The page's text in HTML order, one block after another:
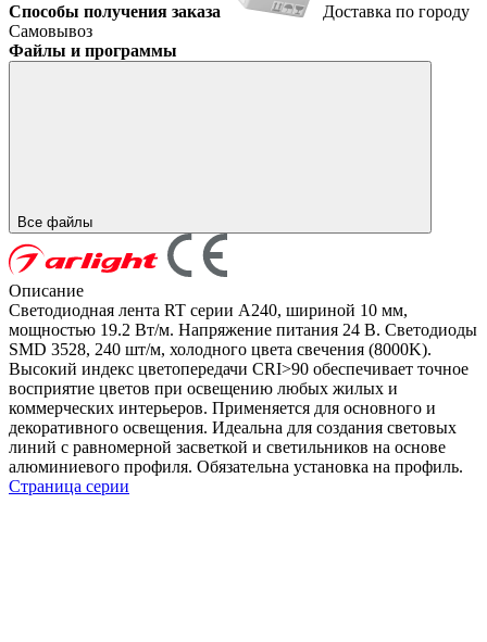
Способы получения заказа
Доставка по городу
Самовывоз
Файлы и программы
Все файлы
Описание
Светодиодная лента RT серии A240, шириной 10 мм,
мощностью 19.2 Вт/м. Напряжение питания 24 В. Светодиоды
SMD 3528, 240 шт/м, холодного цвета свечения (8000K).
Высокий индекс цветопередачи CRI>90 обеспечивает точное
восприятие цветов при освещению любых жилых и
коммерческих интерьеров. Применяется для основного и
декоративного освещения. Идеальна для создания световых
линий с равномерной засветкой и светильников на основе
алюминиевого профиля. Обязательна установка на профиль.
Страница серии